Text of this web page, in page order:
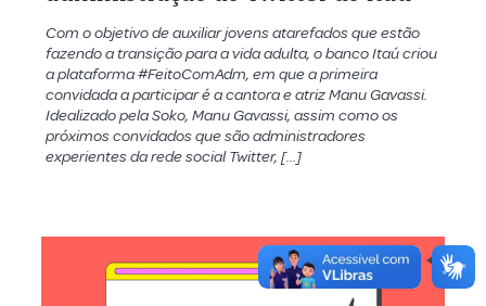
Com o objetivo de auxiliar jovens atarefados que estão
fazendo a transição para a vida adulta, o banco Itaú criou
a plataforma #FeitoComAdm, em que a primeira
convidada a participar é a cantora e atriz Manu Gavassi.
Idealizado pela Soko, Manu Gavassi, assim como os
próximos convidados que são administradores
experientes da rede social Twitter, […]